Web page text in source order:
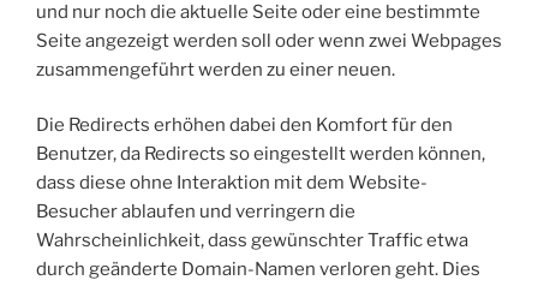
und nur noch die aktuelle Seite oder eine bestimmte
Seite angezeigt werden soll oder wenn zwei Webpages
zusammengeführt werden zu einer neuen.
Die Redirects erhöhen dabei den Komfort für den
Benutzer, da Redirects so eingestellt werden können,
dass diese ohne Interaktion mit dem Website-
Besucher ablaufen und verringern die
Wahrscheinlichkeit, dass gewünschter Traffic etwa
durch geänderte Domain-Namen verloren geht. Dies